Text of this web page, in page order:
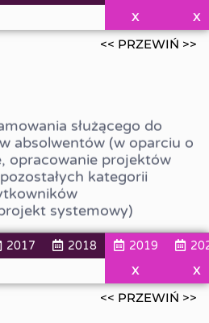
X X
<< PRZEWIŃ >>
służącego do
absolwentów (w oparciu o
opracowanie projektów
kategorii
systemowy)
2017 2018 2019
X X
<< PRZEWIŃ >>